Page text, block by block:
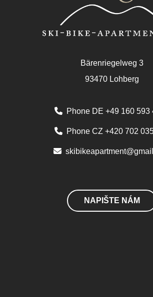
Bärenriegelweg 3
93470 Lohberg
Phone DE +49 160 593
Phone CZ +420 702
NAPIŠTE NÁM